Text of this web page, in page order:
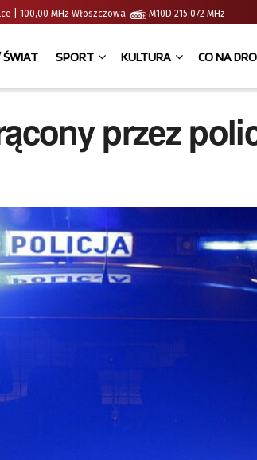
| 100,00 MHz Włoszczowa M10D 215,072
ŚWIAT SPORT KULTURA CO NA
przez